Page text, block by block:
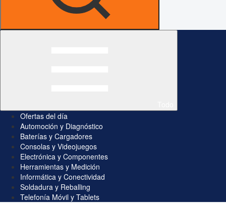
Ofertas del día
Automoción y Diagnóstico
Baterías y Cargadores
Consolas y Videojuegos
Electrónica y Componentes
Herramientas y Medición
Informática y Conectividad
Soldadura y Reballing
Telefonía Móvil y Tablets